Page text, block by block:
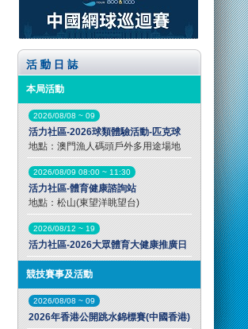
本局活動
2026/08/08 ~ 09
活力社區-2026球類體驗活動-匹克球
地點：澳門漁人碼頭戶外多用途場地
2026/08/09 08:00 ~ 11:30
活力社區-體育健康諮詢站
地點：松山(東望洋眺望台)
2026/08/12 ~ 19
活力社區-2026大眾體育大健康推廣日
競技賽事及活動
2026/08/08 ~ 09
2026年香港公開跳水錦標賽(中國香港)